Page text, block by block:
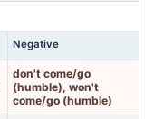
Negative
don't come/go
(humble), won't
come/go (humble)